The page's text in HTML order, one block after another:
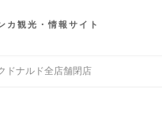
カ観光・情報サイト
ドナルド全店舗閉店